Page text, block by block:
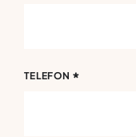
TELEFON *